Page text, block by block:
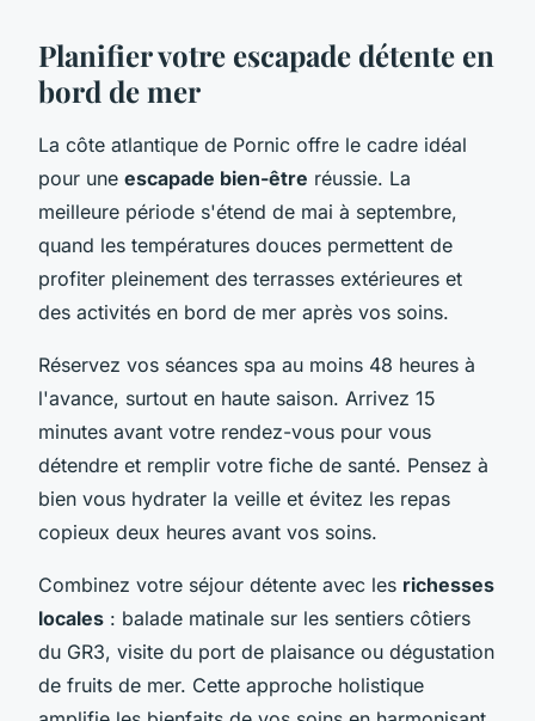
Planifier votre escapade détente en
bord de mer
La côte atlantique de Pornic offre le cadre idéal
pour une escapade bien-être réussie. La
meilleure période s'étend de mai à septembre,
quand les températures douces permettent de
profiter pleinement des terrasses extérieures et
des activités en bord de mer après vos soins.
Réservez vos séances spa au moins 48 heures à
l'avance, surtout en haute saison. Arrivez 15
minutes avant votre rendez-vous pour vous
détendre et remplir votre fiche de santé. Pensez à
bien vous hydrater la veille et évitez les repas
copieux deux heures avant vos soins.
Combinez votre séjour détente avec les richesses
locales : balade matinale sur les sentiers côtiers
du GR3, visite du port de plaisance ou dégustation
de fruits de mer. Cette approche holistique